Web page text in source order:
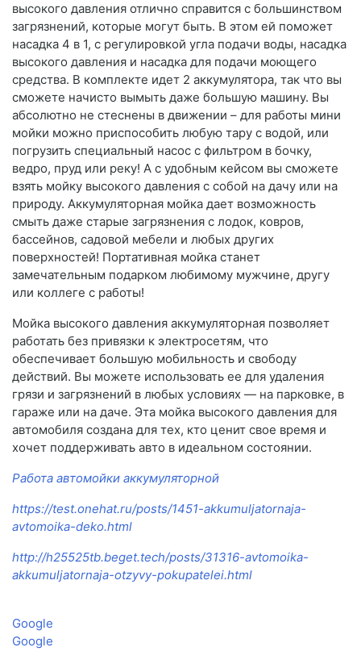
высокого давления отлично справится с большинством
загрязнений, которые могут быть. В этом ей поможет
насадка 4 в 1, с регулировкой угла подачи воды, насадка
высокого давления и насадка для подачи моющего
средства. В комплекте идет 2 аккумулятора, так что вы
сможете начисто вымыть даже большую машину. Вы
абсолютно не стеснены в движении – для работы мини
мойки можно приспособить любую тару с водой, или
погрузить специальный насос с фильтром в бочку,
ведро, пруд или реку! А с удобным кейсом вы сможете
взять мойку высокого давления с собой на дачу или на
природу. Аккумуляторная мойка дает возможность
смыть даже старые загрязнения с лодок, ковров,
бассейнов, садовой мебели и любых других
поверхностей! Портативная мойка станет
замечательным подарком любимому мужчине, другу
или коллеге с работы!
Мойка высокого давления аккумуляторная позволяет
работать без привязки к электросетям, что
обеспечивает большую мобильность и свободу
действий. Вы можете использовать ее для удаления
грязи и загрязнений в любых условиях — на парковке, в
гараже или на даче. Эта мойка высокого давления для
автомобиля создана для тех, кто ценит свое время и
хочет поддерживать авто в идеальном состоянии.
Работа автомойки аккумуляторной
https://test.onehat.ru/posts/1451-akkumuljatornaja-
avtomoika-deko.html
http://h25525tb.beget.tech/posts/31316-avtomoika-
akkumuljatornaja-otzyvy-pokupatelei.html
Google
Google